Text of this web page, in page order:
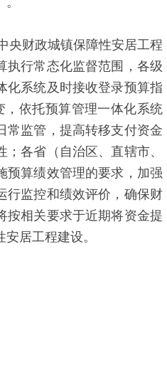
央财政城镇保障性安居工程
执行常态化监督范围，各级
化系统及时接收登录预算指
，依托预算管理一体化系统
常监管，提高转移支付资金
各省（自治区、直辖市、
预算绩效管理的要求，加强
行监控和绩效评价，确保财
按相关要求于近期将资金提
居工程建设。